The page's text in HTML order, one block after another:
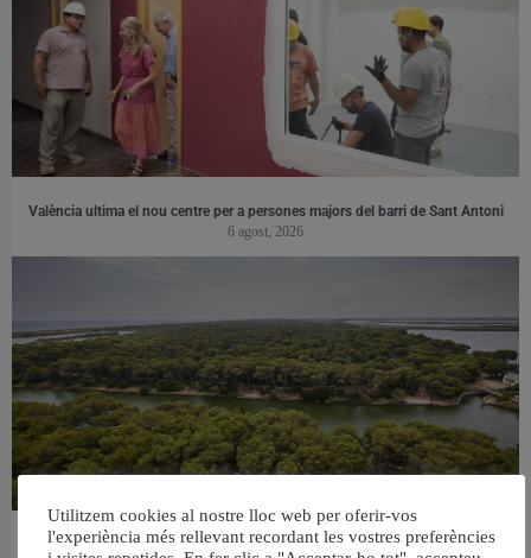
València ultima el nou centre per a persones majors del barri de Sant Antoni
6 agost, 2026
València retira prop de 15.000 litres de residus de la Devesa durant el mes de
Utilitzem cookies al nostre lloc web per oferir-vos
l'experiència més rellevant recordant les vostres preferències